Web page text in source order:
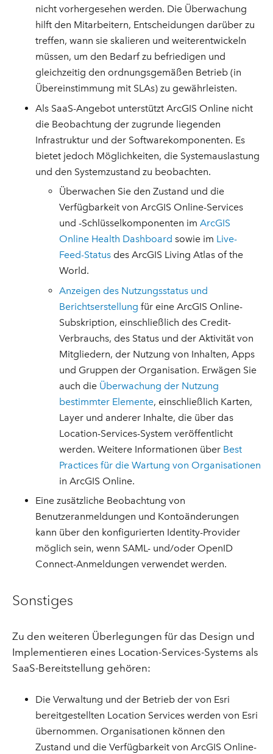
nicht vorhergesehen werden. Die Überwachung
hilft den Mitarbeitern, Entscheidungen darüber zu
treffen, wann sie skalieren und weiterentwickeln
müssen, um den Bedarf zu befriedigen und
gleichzeitig den ordnungsgemäßen Betrieb (in
Übereinstimmung mit SLAs) zu gewährleisten.
Als SaaS-Angebot unterstützt ArcGIS Online nicht
die Beobachtung der zugrunde liegenden
Infrastruktur und der Softwarekomponenten. Es
bietet jedoch Möglichkeiten, die Systemauslastung
und den Systemzustand zu beobachten.
Überwachen Sie den Zustand und die
Verfügbarkeit von ArcGIS Online-Services
und -Schlüsselkomponenten imArcGIS
Online Health Dashboard sowie im Live-
Feed-Status des ArcGIS Living Atlas of the
World.
Anzeigen des Nutzungsstatus und
Berichtserstellung für eine ArcGIS Online-
Subskription, einschließlich des Credit-
Verbrauchs, des Status und der Aktivität von
Mitgliedern, der Nutzung von Inhalten, Apps
und Gruppen der Organisation. Erwägen Sie
auch die Überwachung der Nutzung
bestimmter Elemente, einschließlich Karten,
Layer und anderer Inhalte, die über das
Location-Services-System veröffentlicht
werden. Weitere Informationen über Best
Practices für die Wartung von Organisationen
in ArcGIS Online.
Eine zusätzliche Beobachtung von
Benutzeranmeldungen und Kontoänderungen
kann über den konfigurierten Identity-Provider
möglich sein, wenn SAML- und/oder OpenID
Connect-Anmeldungen verwendet werden.
Sonstiges
Zu den weiteren Überlegungen für das Design und
Implementieren eines Location-Services-Systems als
SaaS-Bereitstellung gehören:
Die Verwaltung und der Betrieb der von Esri
bereitgestellten Location Services werden von Esri
übernommen. Organisationen können den
Zustand und die Verfügbarkeit von ArcGIS Online-